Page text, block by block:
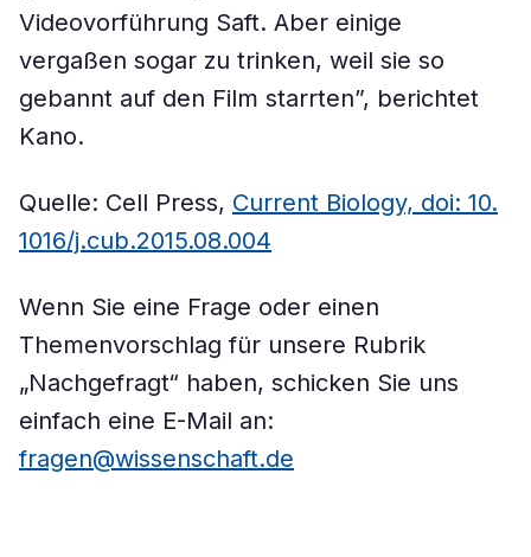
Videovorführung Saft. Aber einige
vergaßen sogar zu trinken, weil sie so
gebannt auf den Film starrten”, berichtet
Kano.
Quelle: Cell Press, Current Biology, doi: 10.​
1016/​j.​cub.​2015.​08.​004
Wenn Sie eine Frage oder einen
Themenvorschlag für unsere Rubrik
„Nachgefragt“ haben, schicken Sie uns
einfach eine E-Mail an:
fragen@wissenschaft.de